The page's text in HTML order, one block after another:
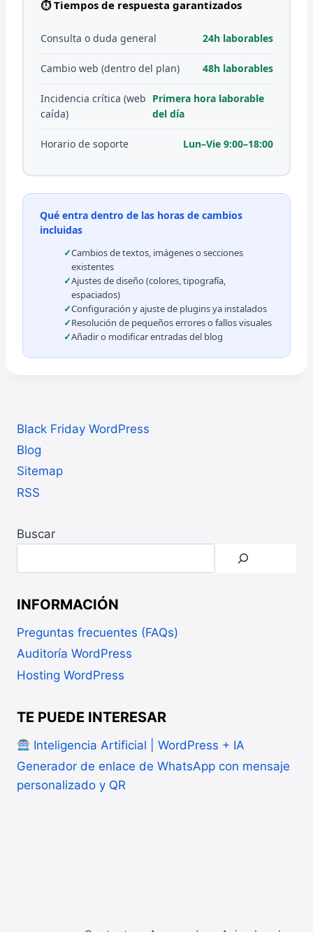
⏱ Tiempos de respuesta garantizados
Consulta o duda general 24h laborables
Cambio web (dentro del plan) 48h laborables
Incidencia crítica (web
caída)
Primera hora laborable
del día
Horario de soporte Lun–Vie 9:00–18:00
Qué entra dentro de las horas de cambios
incluidas
Cambios de textos, imágenes o secciones
existentes
Ajustes de diseño (colores, tipografía,
espaciados)
Configuración y ajuste de plugins ya instalados
Resolución de pequeños errores o fallos visuales
Añadir o modificar entradas del blog
Black Friday WordPress
Blog
Sitemap
RSS
Buscar
INFORMACIÓN
Preguntas frecuentes (FAQs)
Auditoría WordPress
Hosting WordPress
TE PUEDE INTERESAR
Inteligencia Artificial | WordPress + IA
Generador de enlace de WhatsApp con mensaje
personalizado y QR